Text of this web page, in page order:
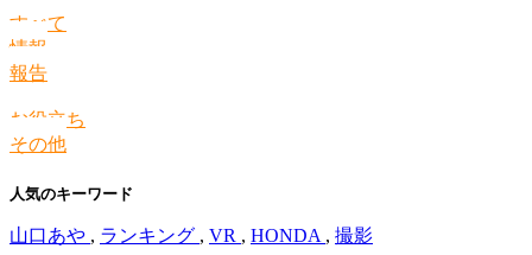
すべて
情報
報告
お役立ち
その他
人気のキーワード
山口あや , ランキング , VR , HONDA , 撮影